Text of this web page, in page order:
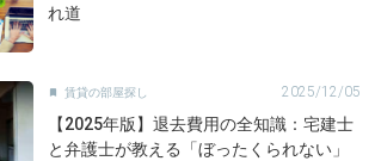
れ道
 賃貸の部屋探し 2025/12/05
【2025年版】退去費用の全知識：宅建士
と弁護士が教える「ぼったくられない」